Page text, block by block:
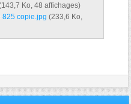
Ko, 48 affichages)
825 copie.jpg‎